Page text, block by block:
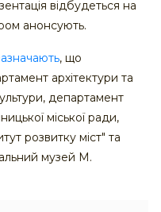
відбудеться на
анонсують.
, що
архітектури та
департамент
міської ради,
розвитку міст" та
музей М.